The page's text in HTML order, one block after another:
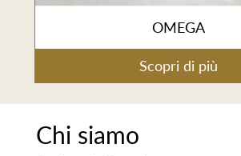
OMEGA
Scopri di più
Chi siamo